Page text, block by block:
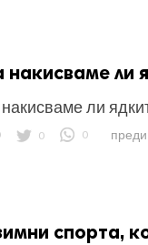
накисваме ли
ли
0 0
спорта,